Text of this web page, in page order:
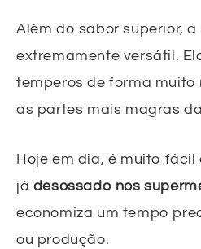
Além do sabor superior,
extremamente versátil.
temperos de forma muito
as partes mais magras
Hoje em dia, é muito
já desossado nos
economiza um tempo
ou produção.